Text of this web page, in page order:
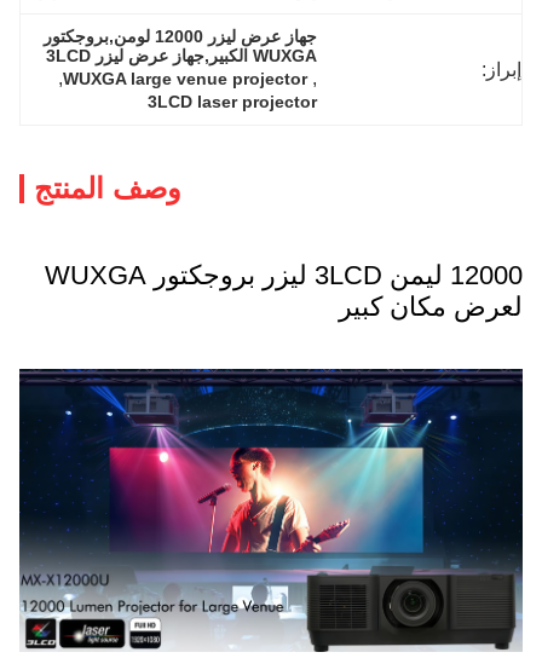
إبراز:
WUXGA الكبير,جهاز عرض ليزر 3LCD
,
WUXGA large venue projector
,
3LCD laser projector
وصف المنتج
12000 ليمن 3LCD ليزر بروجكتور WUXGA
لعرض مكان كبير